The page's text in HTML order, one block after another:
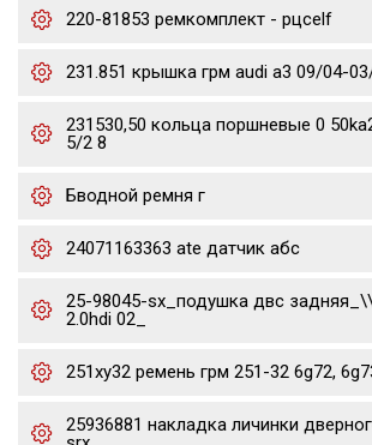
220-81853 ремкомплект - рцсelf
231.851 крышка грм audi a3 09/04-
231530,50 кольца поршневые 0
5/2 8
Бводной ремня г
24071163363 ate датчик абс
25-98045-sx_подушка двс
2.0hdi 02_
251xy32 ремень грм 251-32 6g72,
25936881 накладка личинки